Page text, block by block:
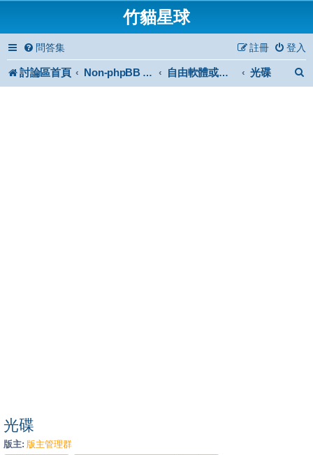
竹貓星球
問答集 登入
註冊
討論區首頁 Non-phpBB specific 自由軟體或免費軟體 光碟
光碟
版主: 版主管理群